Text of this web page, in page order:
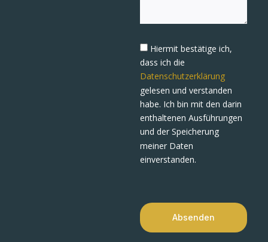
Hiermit bestätige ich,
dass ich die
Datenschutzerklärung
gelesen und verstanden
habe. Ich bin mit den darin
enthaltenen Ausführungen
und der Speicherung
meiner Daten
einverstanden.
Absenden